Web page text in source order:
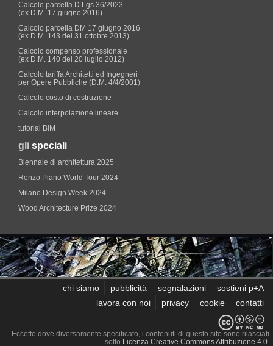
Calcolo parcella D.Lgs.36/2023
(ex D.M. 17 giugno 2016)
Calcolo parcella DM 17 giugno 2016
(ex D.M. 143 del 31 ottobre 2013)
Calcolo compenso professionale
(ex D.M. 140 del 20 luglio 2012)
Calcolo tariffa Architetti ed Ingegneri
per Opere Pubbliche (D.M. 4/4/2001)
Calcolo costo di costruzione
Calcolo interpolazione lineare
tutorial BIM
gli speciali
Biennale di architettura 2025
Renzo Piano World Tour 2024
Milano Design Week 2024
Wood Architecture Prize 2024
chi siamo pubblicità segnalazioni
sostieni p+A
lavora con noi
privacy cookie contatti
Eccetto dove diversamente specificato, i contenuti di questo sito sono rilasciati
sotto Licenza Creative Commons Attribuzione 4.0.